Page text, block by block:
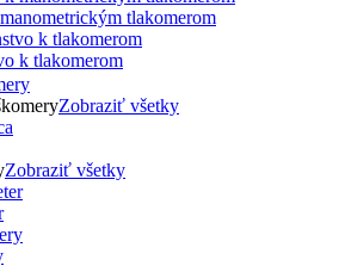
tlakomerom
k tlakomerom
Zobraziť všetky
Zobraziť všetky